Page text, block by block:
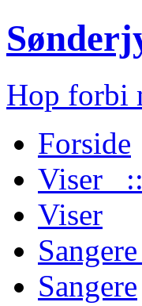
Hop forbi
Forside
Viser
Viser
Sangere